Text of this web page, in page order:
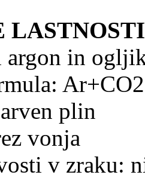
LASTNOSTI
argon in
Ar+CO2
plin
vonja
v zraku: